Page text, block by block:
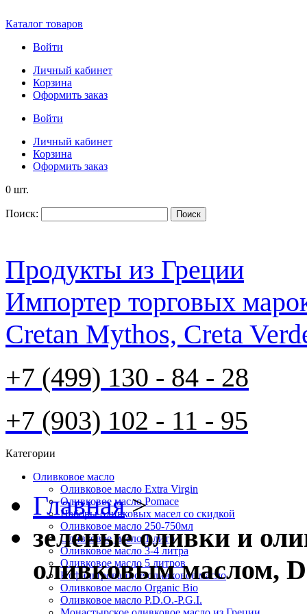
Каталог товаров
Войти
Личный кабинет
Корзина
Оформить заказ
Войти
Личный кабинет
Корзина
Оформить заказ
0 шт.
Поиск: Поиск
Продукты из Греции
Импортер торговых
Cretan Mythos, Creta
+7 (499) 130 - 84 - 28
+7 (903) 102 - 11 - 95
Категории
Оливковое масло
Оливковое масло Extra Virgin
Оливковое масло Pomace
Наборы оливковых масел со скидкой
Оливковое масло 250-750мл
Оливковое масло 1 литр
Оливковое масло 3-4 литра
Оливковое масло 5 литров
Нефильтрованное оливковое масло
Оливковое масло Organic Bio
Оливковое масло P.D.O.-P.G.I.
Главная >
зеленые оливки и
оливковым маслом,